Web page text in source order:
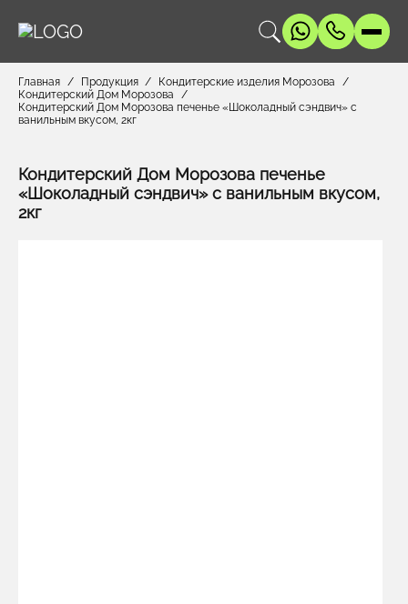
Главная Продукция
Кондитерские изделия Морозова
Кондитерский Дом Морозова
Кондитерский Дом Морозова печенье «Шоколадный сэндвич» с
ванильным вкусом, 2кг
Кондитерский Дом Морозова печенье
«Шоколадный сэндвич» с ванильным вкусом,
2кг